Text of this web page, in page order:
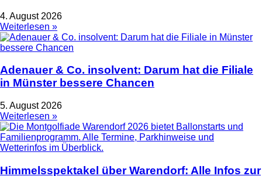
4. August 2026
Weiterlesen »
Adenauer & Co. insolvent: Darum hat die Filiale
in Münster bessere Chancen
5. August 2026
Weiterlesen »
Himmelsspektakel über Warendorf: Alle Infos zur